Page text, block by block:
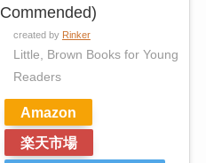
Commended)
created by Rinker
Little, Brown Books for Young
Readers
Amazon
楽天市場